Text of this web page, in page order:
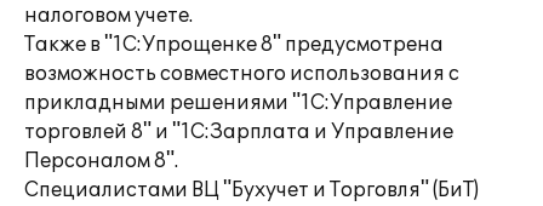
налоговом учете.
Также в "1С:Упрощенке 8" предусмотрена
возможность совместного использования с
прикладными решениями "1С:Управление
торговлей 8" и "1С:Зарплата и Управление
Персоналом 8".
Специалистами ВЦ "Бухучет и Торговля" (БиТ)